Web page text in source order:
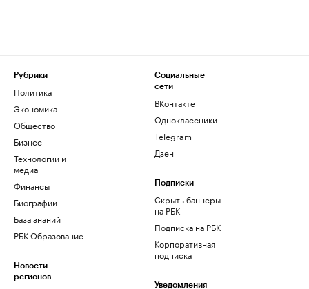
Рубрики
Политика
Экономика
Общество
Бизнес
Технологии и
медиа
Финансы
Биографии
База знаний
РБК Образование
Новости
регионов
Социальные
сети
ВКонтакте
Одноклассники
Telegram
Дзен
Подписки
Скрыть баннеры
на РБК
Подписка на РБК
Корпоративная
подписка
Уведомления